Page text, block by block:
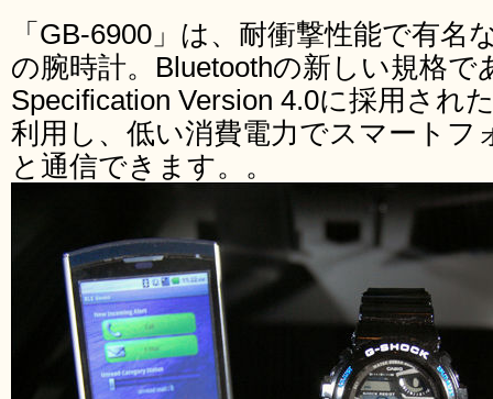
「GB-6900」は、耐衝撃性能で有名
の腕時計。Bluetoothの新しい規格で
Specification Version 4.0に採用され
利用し、低い消費電力でスマートフ
と通信できます。。